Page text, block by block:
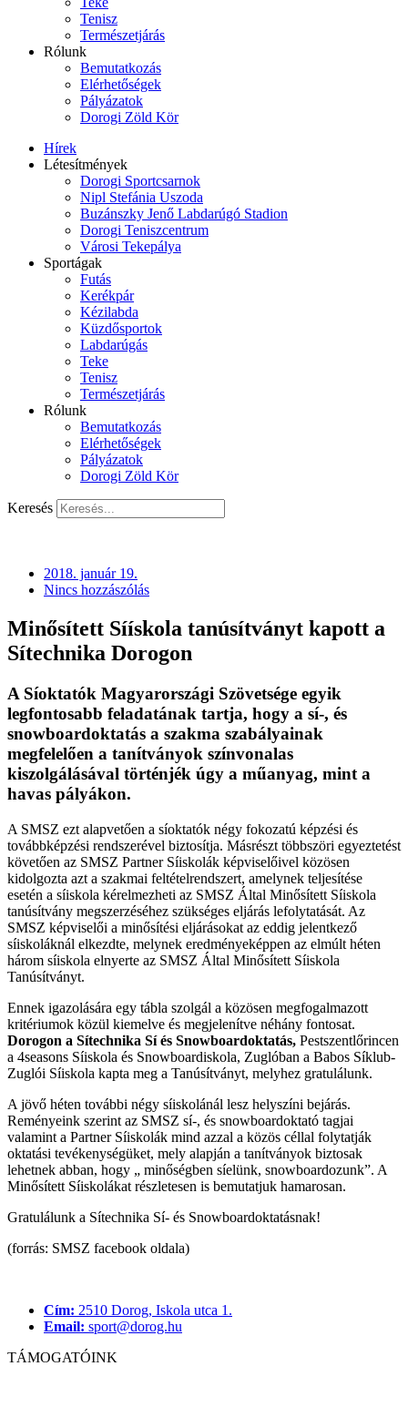
Tenisz
Természetjárás
Rólunk
Bemutatkozás
Elérhetőségek
Pályázatok
Dorogi Zöld Kör
Hírek
Létesítmények
Dorogi Sportcsarnok
Nipl Stefánia Uszoda
Buzánszky Jenő Labdarúgó Stadion
Dorogi Teniszcentrum
Városi Tekepálya
Sportágak
Futás
Kerékpár
Kézilabda
Küzdősportok
Labdarúgás
Teke
Tenisz
Természetjárás
Rólunk
Bemutatkozás
Elérhetőségek
Pályázatok
Dorogi Zöld Kör
Keresés
2018. január 19.
Nincs hozzászólás
Minősített Síískola tanúsítványt kapott a
Sítechnika Dorogon
A Síoktatók Magyarországi Szövetsége egyik
legfontosabb feladatának tartja, hogy a sí-, és
snowboardoktatás a szakma szabályainak
megfelelően a tanítványok színvonalas
kiszolgálásával történjék úgy a műanyag, mint a
havas pályákon.
A SMSZ ezt alapvetően a síoktatók négy fokozatú képzési és
továbbképzési rendszerével biztosítja. Másrészt többszöri egyeztetést
követően az SMSZ Partner Síiskolák képviselőivel közösen
kidolgozta azt a szakmai feltételrendszert, amelynek teljesítése
esetén a síiskola kérelmezheti az SMSZ Által Minősített Síiskola
tanúsítvány megszerzéséhez szükséges eljárás lefolytatását. Az
SMSZ képviselői a minősítési eljárásokat az eddig jelentkező
síiskoláknál elkezdte, melynek eredményeképpen az elmúlt héten
három síiskola elnyerte az SMSZ Által Minősített Síiskola
Tanúsítványt.
Ennek igazolására egy tábla szolgál a közösen megfogalmazott
kritériumok közül kiemelve és megjelenítve néhány fontosat.
Dorogon a Sítechnika Sí és Snowboardoktatás, Pestszentlőrincen
a 4seasons Síiskola és Snowboardiskola, Zuglóban a Babos Síklub-
Zuglói Síiskola kapta meg a Tanúsítványt, melyhez gratulálunk.
A jövő héten további négy síiskolánál lesz helyszíni bejárás.
Reményeink szerint az SMSZ sí-, és snowboardoktató tagjai
valamint a Partner Síiskolák mind azzal a közös céllal folytatják
oktatási tevékenységüket, mely alapján a tanítványok biztosak
lehetnek abban, hogy „ minőségben síelünk, snowboardozunk”. A
Minősített Síiskolákat részletesen is bemutatjuk hamarosan.
Gratulálunk a Sítechnika Sí- és Snowboardoktatásnak!
(forrás: SMSZ facebook oldala)
Cím: 2510 Dorog, Iskola utca 1.
Email: sport@dorog.hu
TÁMOGATÓINK